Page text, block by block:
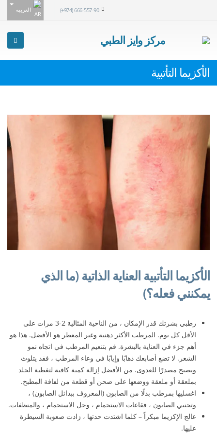
(+974) 666-557-90 العربية
مركز وايز الطبي
الأكزيما التأتبية
الأكزيما التأتبية العناية الذاتية (ما الذي
يمكنني فعله؟)
رطبي بشرتك قدر الإمكان ، من الناحية المثالية 2-3 مرات على
الأقل كل يوم. المرطب الأكثر دهنية وغير المعطر هو الأفضل. هذا هو
أهم جزء في العناية بالبشرة. قم بتنعيم المرطب في اتجاه نمو
الشعر. لا تضع أصابعك ذهابًا وإيابًا في وعاء المرطب ، فقد يتلوث
ويصبح مصدرًا للعدوى. من الأفضل إزالة كمية كافية لتغطية الجلد
بملعقة أو ملعقة ووضعها على صحن أو قطعة من لفافة المطبخ.
اغسليها بمرطب بدلًا من الصابون (المعروف ببدائل الصابون) ،
وتجنبي الصابون ، فقاعات الاستحمام ، وجل الاستحمام ، والمنظفات.
عالج الإكزيما مبكراً – كلما اشتدت حدتها ، زادت صعوبة السيطرة
عليها.